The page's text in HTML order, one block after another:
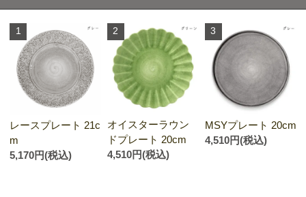
1
レースプレート 21c
m
5,170円(税込)
2
オイスターラウン
ドプレート 20cm
4,510円(税込)
3
MSYプレート 20cm
4,510円(税込)